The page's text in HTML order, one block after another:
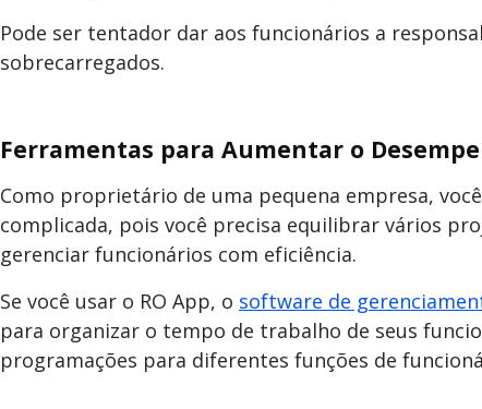
Pode ser tentador dar aos funcionários a
sobrecarregados.
Ferramentas para Aumentar o
Como proprietário de uma pequena empresa,
complicada, pois você precisa equilibrar vários
gerenciar funcionários com eficiência.
Se você usar o RO App, o software de
para organizar o tempo de trabalho de seus
programações para diferentes funções de